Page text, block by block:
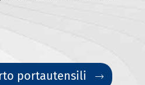
portautensili 